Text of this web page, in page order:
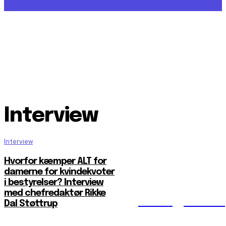
Interview
Interview
Hvorfor kæmper ALT for
damerne for kvindekvoter
i bestyrelser? Interview
med chefredaktør Rikke
Dal Støttrup